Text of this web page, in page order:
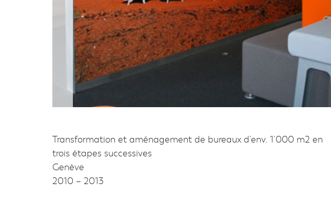
Transformation et aménagement de bureaux d’env. 1’000 m2 en
trois étapes successives
Genève
2010 – 2013